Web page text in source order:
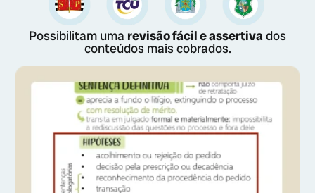
Possibilitam uma revisão fácil e assertivados
conteúdos mais cobrados.